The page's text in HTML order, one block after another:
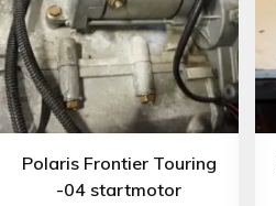
Polaris Frontier Touring
-04 startmotor